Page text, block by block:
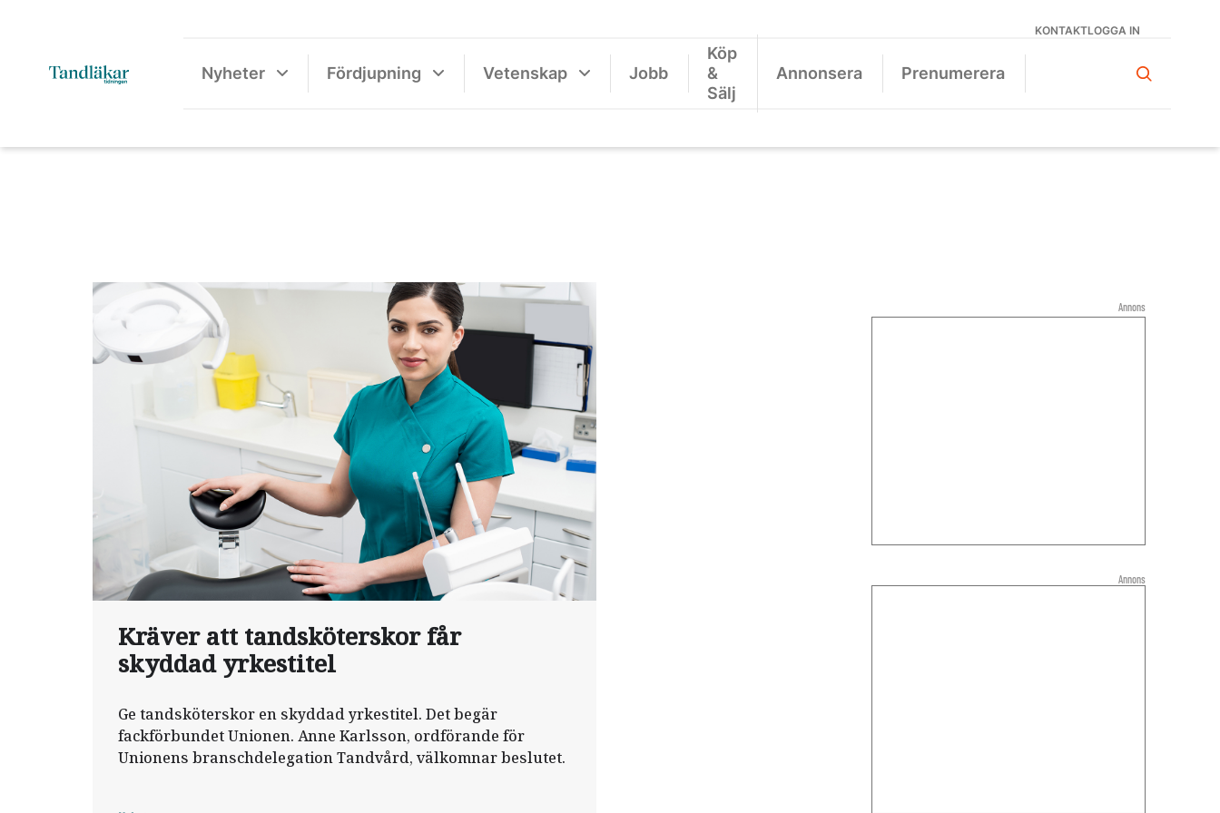
KONTAKTLOGGA IN
Nyheter Fördjupning Vetenskap Jobb
Köp
&
Sälj
Annonsera Prenumerera
Kräver att tandsköterskor får
skyddad yrkestitel
Ge tandsköterskor en skyddad yrkestitel. Det begär
fackförbundet Unionen. Anne Karlsson, ordförande för
Unionens branschdelegation Tandvård, välkomnar beslutet.
Annons
Annons